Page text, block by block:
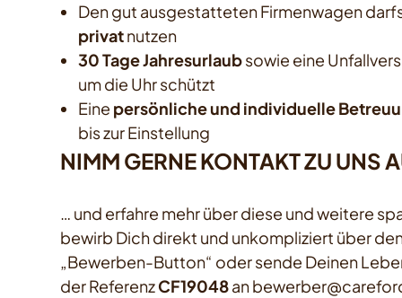
Den gut ausgestatteten Firmenwagen
privatnutzen
30 Tage Jahresurlaubsowie eine
um die Uhr schützt
Eine persönliche und individuelle
bis zur Einstellung
NIMM GERNE KONTAKT ZU UNS
… und erfahre mehr über diese und weitere
bewirb Dich direkt und unkompliziert über
„Bewerben-Button“ oder sende Deinen
der ReferenzCF19048an